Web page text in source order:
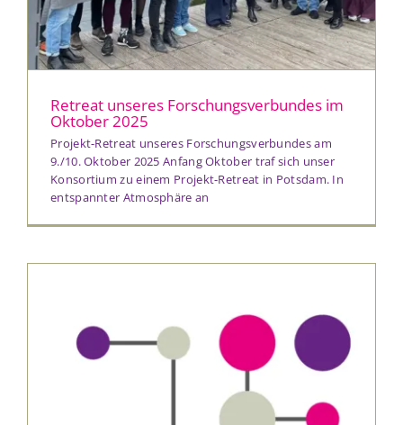
Retreat unseres Forschungsverbundes im
Oktober 2025
Projekt-Retreat unseres Forschungsverbundes am
9./10. Oktober 2025 Anfang Oktober traf sich unser
Konsortium zu einem Projekt-Retreat in Potsdam. In
entspannter Atmosphäre an